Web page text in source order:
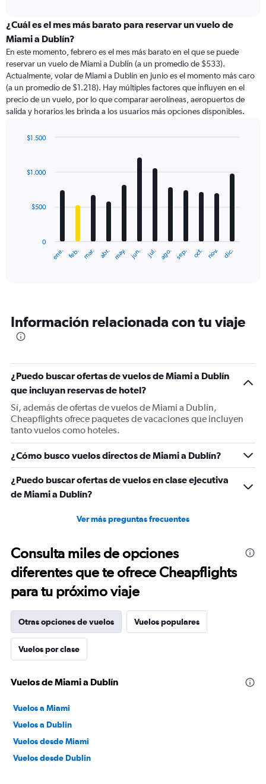
categories.
Range:
categories.
The
chart
has
1
Y
displaying
¿Cuál es el mes más barato para reservar un vuelo de
Miami a Dublín?
En este momento, febrero es el mes más barato en el que se puede
reservar un vuelo de Miami a Dublín (a un promedio de $533).
Actualmente, volar de Miami a Dublín en junio es el momento más caro
(a un promedio de $1.218). Hay múltiples factores que influyen en el
precio de un vuelo, por lo que comparar aerolíneas, aeropuertos de
salida y horarios les brinda a los usuarios más opciones disponibles.
with
12
The
categories.
The
Y
axis
displaying
values.
Range:
0
1500.
ene. feb. mar. abr. may. jun. jul. ago. sep. oct. nov. dic.
0
$500
$1.000
$1.500
Información relacionada con tu viaje
¿Puedo buscar ofertas de vuelos de Miami a Dublín
que incluyan reservas de hotel?
Sí, además de ofertas de vuelos de Miami a Dublín,
Cheapflights ofrece paquetes de vacaciones que incluyen
tanto vuelos como hoteles.
¿Cómo busco vuelos directos de Miami a Dublín?
¿Puedo buscar ofertas de vuelos en clase ejecutiva
de Miami a Dublín?
Ver más preguntas frecuentes
Consulta miles de opciones
diferentes que te ofrece Cheapflights
para tu próximo viaje
Otras opciones de vuelos Vuelos populares
Vuelos por clase
Vuelos de Miami a Dublín
Vuelos a Miami
Vuelos a Dublín
Vuelos desde Miami
Vuelos desde Dublín